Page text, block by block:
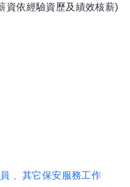
資依經驗資歷及績效核薪)
、其它保安服務工作